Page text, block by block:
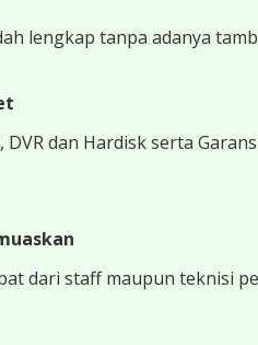
lengkap tanpa adanya
dan Hardisk serta
dari staff maupun teknisi